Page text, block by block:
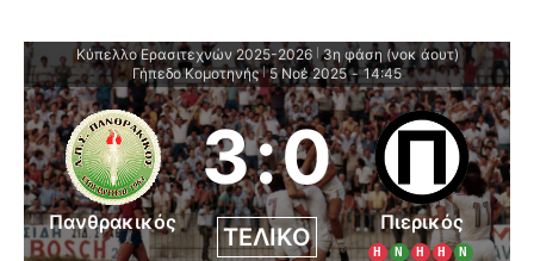
Κύπελλο Ερασιτεχνών 2025-2026 3η φάση (νοκ άουτ)
Γήπεδο Κομοτηνής | 5 Νοέ 2025 - 14:45
Πανθρακικός
3:0
ΤΕΛΙΚΌ
Πιερικός
Η Ν Η Η Ν